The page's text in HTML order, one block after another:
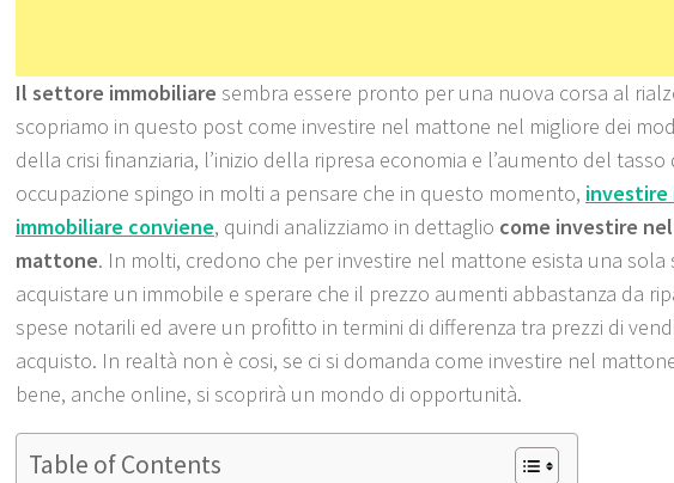
Il settore immobiliare sembra essere pronto per una nuova corsa al
scopriamo in questo post come investire nel mattone nel migliore dei
della crisi finanziaria, l’inizio della ripresa economia e l’aumento del tasso
occupazione spingo in molti a pensare che in questo momento, investire
immobiliare conviene, quindi analizziamo in dettaglio come investire nel
mattone. In molti, credono che per investire nel mattone esista una sola
acquistare un immobile e sperare che il prezzo aumenti abbastanza da
spese notarili ed avere un profitto in termini di differenza tra prezzi di
acquisto. In realtà non è cosi, se ci si domanda come investire nel
bene, anche online, si scoprirà un mondo di opportunità.
Table of Contents